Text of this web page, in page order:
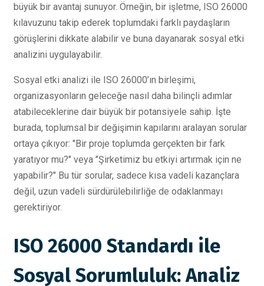
büyük bir avantaj sunuyor. Örneğin, bir işletme, ISO 26000
kılavuzunu takip ederek toplumdaki farklı paydaşların
görüşlerini dikkate alabilir ve buna dayanarak sosyal etki
analizini uygulayabilir.
Sosyal etki analizi ile ISO 26000’ın birleşimi,
organizasyonların geleceğe nasıl daha bilinçli adımlar
atabileceklerine dair büyük bir potansiyele sahip. İşte
burada, toplumsal bir değişimin kapılarını aralayan sorular
ortaya çıkıyor: "Bir proje toplumda gerçekten bir fark
yaratıyor mu?" veya "Şirketimiz bu etkiyi artırmak için ne
yapabilir?" Bu tür sorular, sadece kısa vadeli kazançlara
değil, uzun vadeli sürdürülebilirliğe de odaklanmayı
gerektiriyor.
ISO 26000 Standardı ile
Sosyal Sorumluluk: Analiz